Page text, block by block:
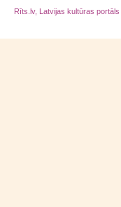
Rīts.lv, Latvijas kultūras portāls